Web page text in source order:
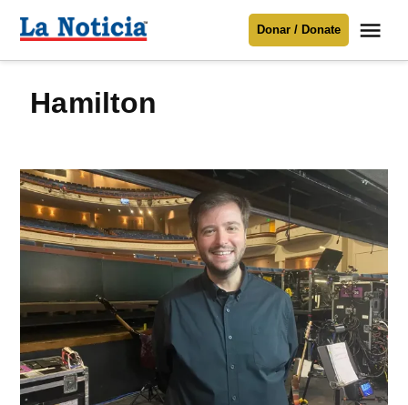
Para mantenerte informado necesitamos
contenido
Noticia
Donar / Donate
Hamilton